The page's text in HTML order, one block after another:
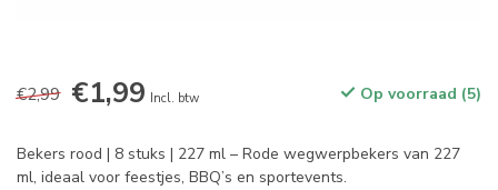
€2,99 €1,99 Incl. btw Op voorraad (5)
Bekers rood | 8 stuks | 227 ml – Rode wegwerpbekers van 227
ml, ideaal voor feestjes, BBQ’s en sportevents.